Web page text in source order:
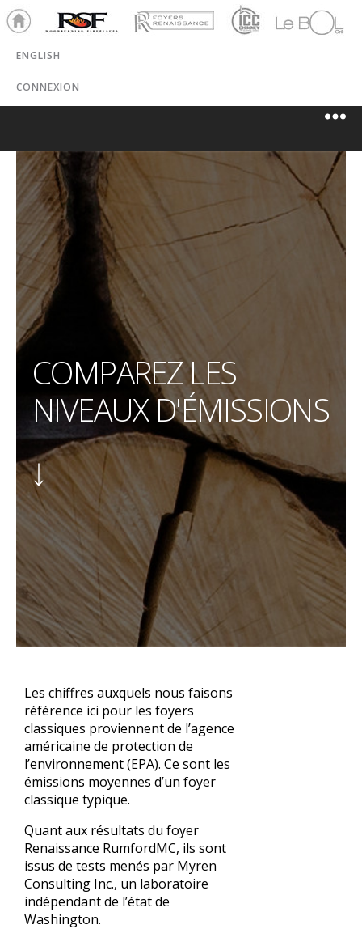
Acc
ueil
RSF Renaissance
ICC
Chem
Le Bol Gril
ENGLISH
CONNEXION
COMPAREZ LES
NIVEAUX D'ÉMISSIONS
Les chiffres auxquels nous faisons
référence ici pour les foyers
classiques proviennent de l’agence
américaine de protection de
l’environnement (EPA). Ce sont les
émissions moyennes d’un foyer
classique typique.
Quant aux résultats du foyer
Renaissance RumfordMC, ils sont
issus de tests menés par Myren
Consulting Inc., un laboratoire
indépendant de l’état de
Washington.